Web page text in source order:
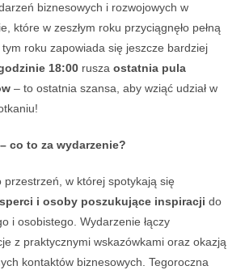
biznesowych i rozwojowych w
które w zeszłym roku przyciągnęło pełną
roku zapowiada się jeszcze bardziej
18:00 rusza ostatnia pula
– to ostatnia szansa, aby wziąć udział w
co to za wydarzenie?
przestrzeń, w której spotykają się
i osoby poszukujące inspiracji do
i osobistego. Wydarzenie łączy
z praktycznymi wskazówkami oraz okazją
kontaktów biznesowych. Tegoroczna